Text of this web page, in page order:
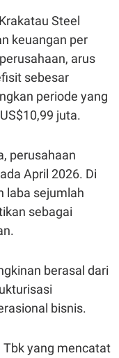
Steel
keuangan per
arus
sebesar
periode yang
juta.
perusahaan
April 2026. Di
laba sejumlah
sebagai
berasal dari
bisnis.
Tbk yang mencatat